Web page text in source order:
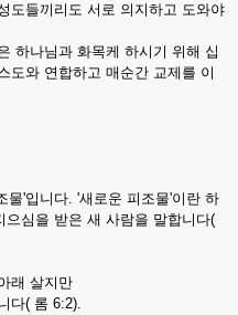
도들끼리도 서로 의지하고 도와야
하나님과 화목케 하시기 위해 십
도와 연합하고 매순간 교제를 이
물'입니다. '새로운 피조물'이란 하
심을 받은 새 사람을 말합니다(
래 살지만
다( 롬 6:2).